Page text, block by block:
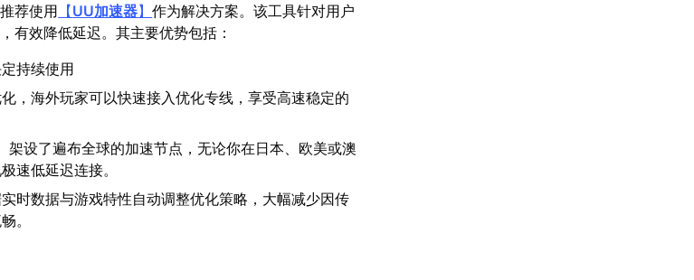
荐使用 【UU加速器】作为解决方案。该工具针对用户
有效降低延迟。其主要优势包括：
持续使用
，海外玩家可以快速接入优化专线，享受高速稳定的
架设了遍布全球的加速节点，无论你在日本、欧美或澳
速低延迟连接。
时数据与游戏特性自动调整优化策略，大幅减少因传
。